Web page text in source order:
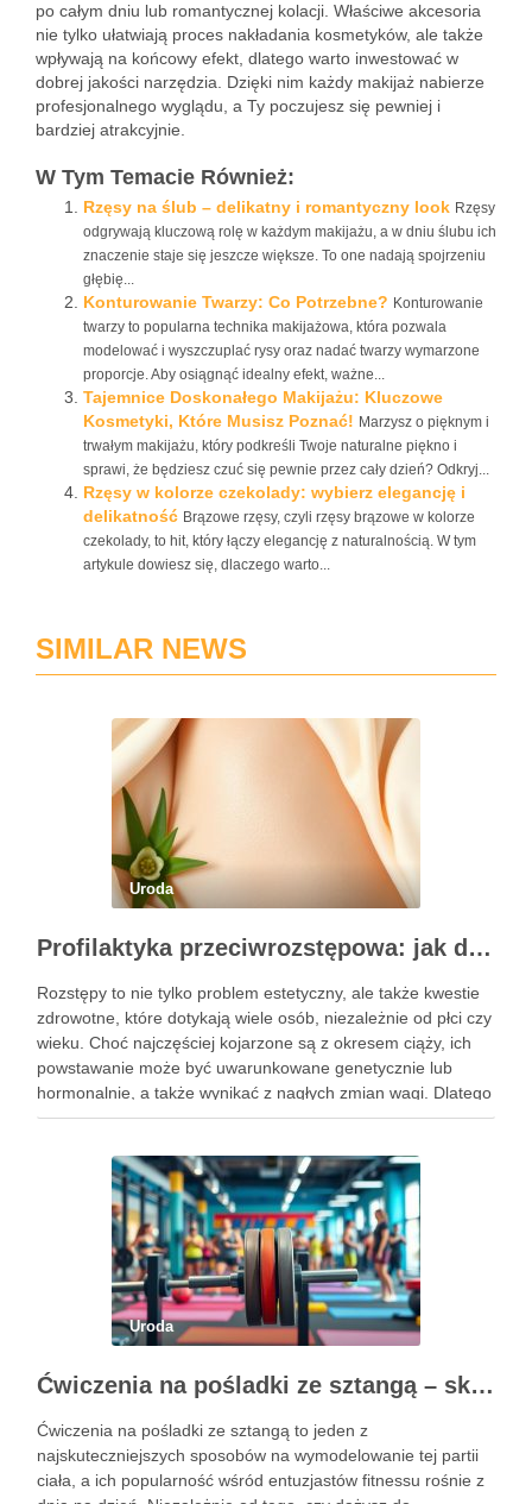
po całym dniu lub romantycznej kolacji. Właściwe akcesoria
nie tylko ułatwiają proces nakładania kosmetyków, ale także
wpływają na końcowy efekt, dlatego warto inwestować w
dobrej jakości narzędzia. Dzięki nim każdy makijaż nabierze
profesjonalnego wyglądu, a Ty poczujesz się pewniej i
bardziej atrakcyjnie.
W Tym Temacie Również:
Rzęsy na ślub – delikatny i romantyczny look Rzęsy
odgrywają kluczową rolę w każdym makijażu, a w dniu ślubu ich
znaczenie staje się jeszcze większe. To one nadają spojrzeniu
głębię...
Konturowanie Twarzy: Co Potrzebne? Konturowanie
twarzy to popularna technika makijażowa, która pozwala
modelować i wyszczuplać rysy oraz nadać twarzy wymarzone
proporcje. Aby osiągnąć idealny efekt, ważne...
Tajemnice Doskonałego Makijażu: Kluczowe
Kosmetyki, Które Musisz Poznać! Marzysz o pięknym i
trwałym makijażu, który podkreśli Twoje naturalne piękno i
sprawi, że będziesz czuć się pewnie przez cały dzień? Odkryj...
Rzęsy w kolorze czekolady: wybierz elegancję i
delikatność Brązowe rzęsy, czyli rzęsy brązowe w kolorze
czekolady, to hit, który łączy elegancję z naturalnością. W tym
artykule dowiesz się, dlaczego warto...
SIMILAR NEWS
Uroda
Profilaktyka przeciwrozstępowa: jak dbać o skórę skutecznie?
Rozstępy to nie tylko problem estetyczny, ale także kwestie
zdrowotne, które dotykają wiele osób, niezależnie od płci czy
wieku. Choć najczęściej kojarzone są z okresem ciąży, ich
powstawanie może być uwarunkowane genetycznie lub
hormonalnie, a także wynikać z nagłych zmian wagi. Dlatego
kluczowe jest, aby już od najmłodszych lat zadbać …
Uroda
Ćwiczenia na pośladki ze sztangą – skuteczne metody i techniki treningowe
Ćwiczenia na pośladki ze sztangą to jeden z
najskuteczniejszych sposobów na wymodelowanie tej partii
ciała, a ich popularność wśród entuzjastów fitnessu rośnie z